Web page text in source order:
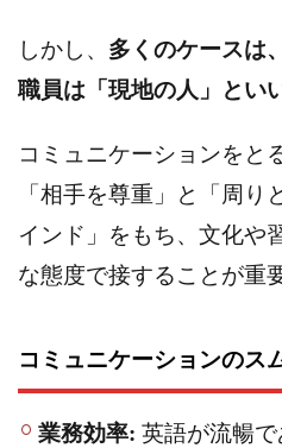
しかし、 多くのケースは
職員は「現地の人」とい
コミュニケーションをと
「相手を尊重」と「周
インド」をもち、文化や
な態度で接することが重
コミュニケーションのス
業務効率: 英語が流暢